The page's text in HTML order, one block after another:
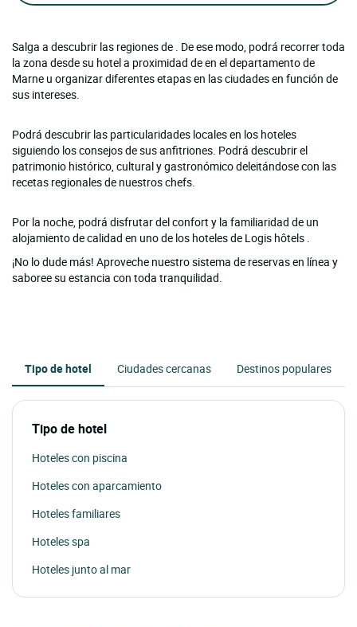
Salga a descubrir las regiones de . De ese modo, podrá recorrer toda
la zona desde su hotel a proximidad de en el departamento de
Marne u organizar diferentes etapas en las ciudades en función de
sus intereses.
Podrá descubrir las particularidades locales en los hoteles
siguiendo los consejos de sus anfitriones. Podrá descubrir el
patrimonio histórico, cultural y gastronómico deleitándose con las
recetas regionales de nuestros chefs.
Por la noche, podrá disfrutar del confort y la familiaridad de un
alojamiento de calidad en uno de los hoteles de Logis hôtels .
¡No lo dude más! Aproveche nuestro sistema de reservas en línea y
saboree su estancia con toda tranquilidad.
Tipo de hotel Ciudades cercanas Destinos populares
Tipo de hotel
Hoteles con piscina
Hoteles con aparcamiento
Hoteles familiares
Hoteles spa
Hoteles junto al mar